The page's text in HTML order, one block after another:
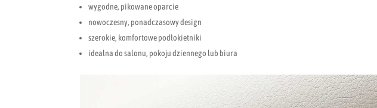
wygodne, pikowane oparcie
nowoczesny, ponadczasowy design
szerokie, komfortowe podłokietniki
idealna do salonu, pokoju dziennego lub biura